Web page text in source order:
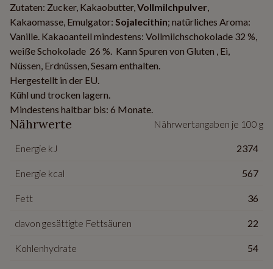
Zutaten: Zucker, Kakaobutter,Vollmilchpulver,
Kakaomasse, Emulgator: Sojalecithin; natürliches Aroma:
Vanille. Kakaoanteil mindestens: Vollmilchschokolade 32 %,
weiße Schokolade 26 %. Kann Spuren von Gluten , Ei,
Nüssen, Erdnüssen, Sesam enthalten.
Hergestellt in der EU.
Kühl und trocken lagern.
Mindestens haltbar bis: 6 Monate.
Nährwerte Nährwertangaben je 100 g
Energie kJ 2374
Energie kcal 567
Fett 36
davon gesättigte Fettsäuren 22
Kohlenhydrate 54